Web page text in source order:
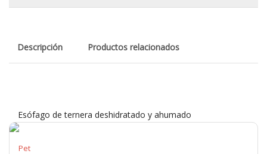
Descripción Productos relacionados
Esófago de ternera deshidratado y ahumado
Pet